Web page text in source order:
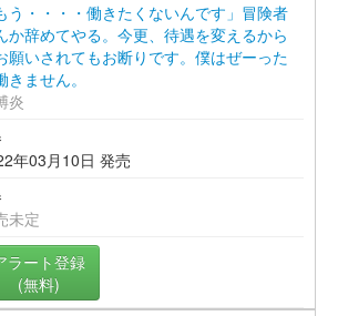
う・・・・働きたくないんです」冒険者
か辞めてやる。今更、待遇を変えるから
願いされてもお断りです。僕はぜーった
きません。
炎
年03月10日 発売
未定
ラート登録
(無料)